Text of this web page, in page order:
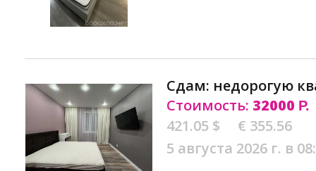
Сдам: недорогую
Стоимость: 32000 Р.
421.05 $
€ 355.56
5 августа 2026 г. в